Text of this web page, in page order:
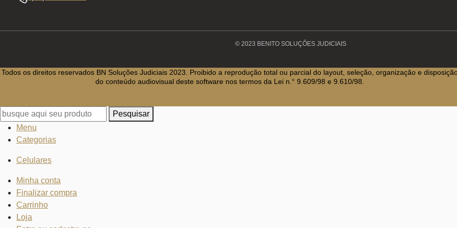
© 2023 BENITO SOLUÇÕES JUDICIAIS
Todos os direitos reservados BN Soluções Judiciais 2023. Proibido a reprodução total ou parcial do layout, seleção, organização e
do conteúdo audiovisual deste software nos termos da Lei n.° 9.609/98 e 9.610/98.
Pesquisar
Menu
Categorias
Celulares
Minha conta
Finalizar compra
Carrinho
Loja